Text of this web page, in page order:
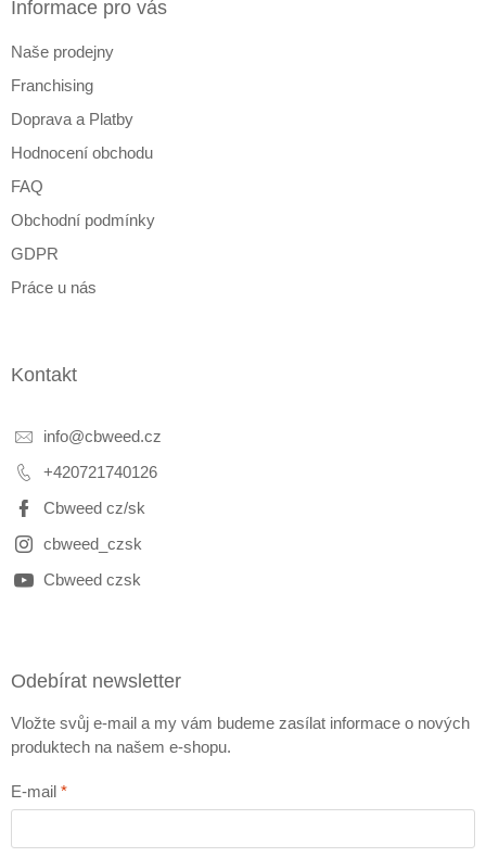
Informace pro vás
Naše prodejny
Franchising
Doprava a Platby
Hodnocení obchodu
FAQ
Obchodní podmínky
GDPR
Práce u nás
Kontakt
info@cbweed.cz
+420721740126
Cbweed cz/sk
cbweed_czsk
Cbweed czsk
Odebírat newsletter
Vložte svůj e-mail a my vám budeme zasílat informace o nových
produktech na našem e-shopu.
E-mail